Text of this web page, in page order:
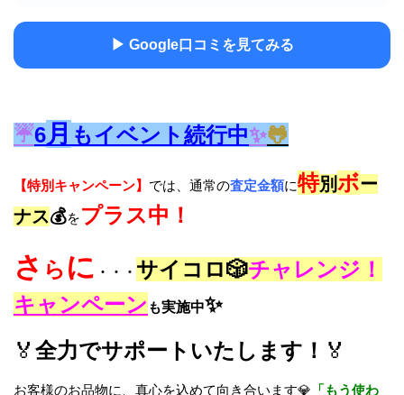
▶ Google口コミを見てみる
☔6月 もイベント続行中✨🐸
【特別キャンペーン】 では、通常の査定金額に特別ボー
ナス💰をプラス中！
さ ら に ・・・ サイコロ🎲チャレンジ！
キャンペーン も実施中✨
🏅 全力でサポートいたします！ 🏅
お客様のお品物に、真心を込めて向き合います💎 「もう使わ